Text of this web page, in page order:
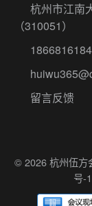
杭州市江南
（310051）
留言反馈
© 2026 杭州伍方
号-1